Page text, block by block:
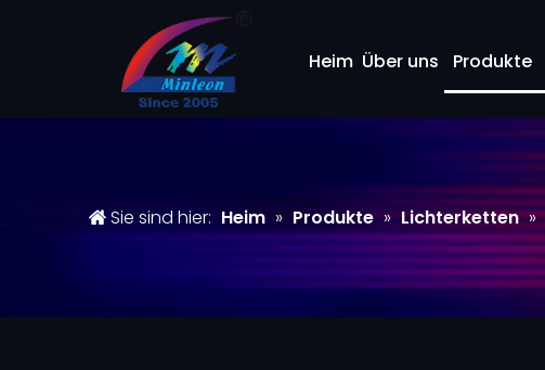
Heim Über uns Produkte
Sie sind hier: Heim » Produkte » Lichterketten »